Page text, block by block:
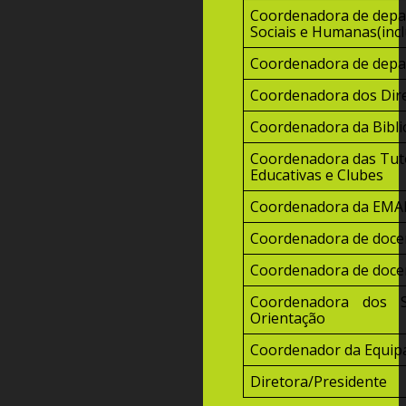
Coordenadora de
Sociais e
Coordenadora de
Coordenadora dos
Coordenadora da
Coordenadora das
Educativas e Clubes
Coordenadora da
Coordenadora de
Coordenadora de
Coordenadora dos
Orientação
Coordenador da
Diretora/Presidente